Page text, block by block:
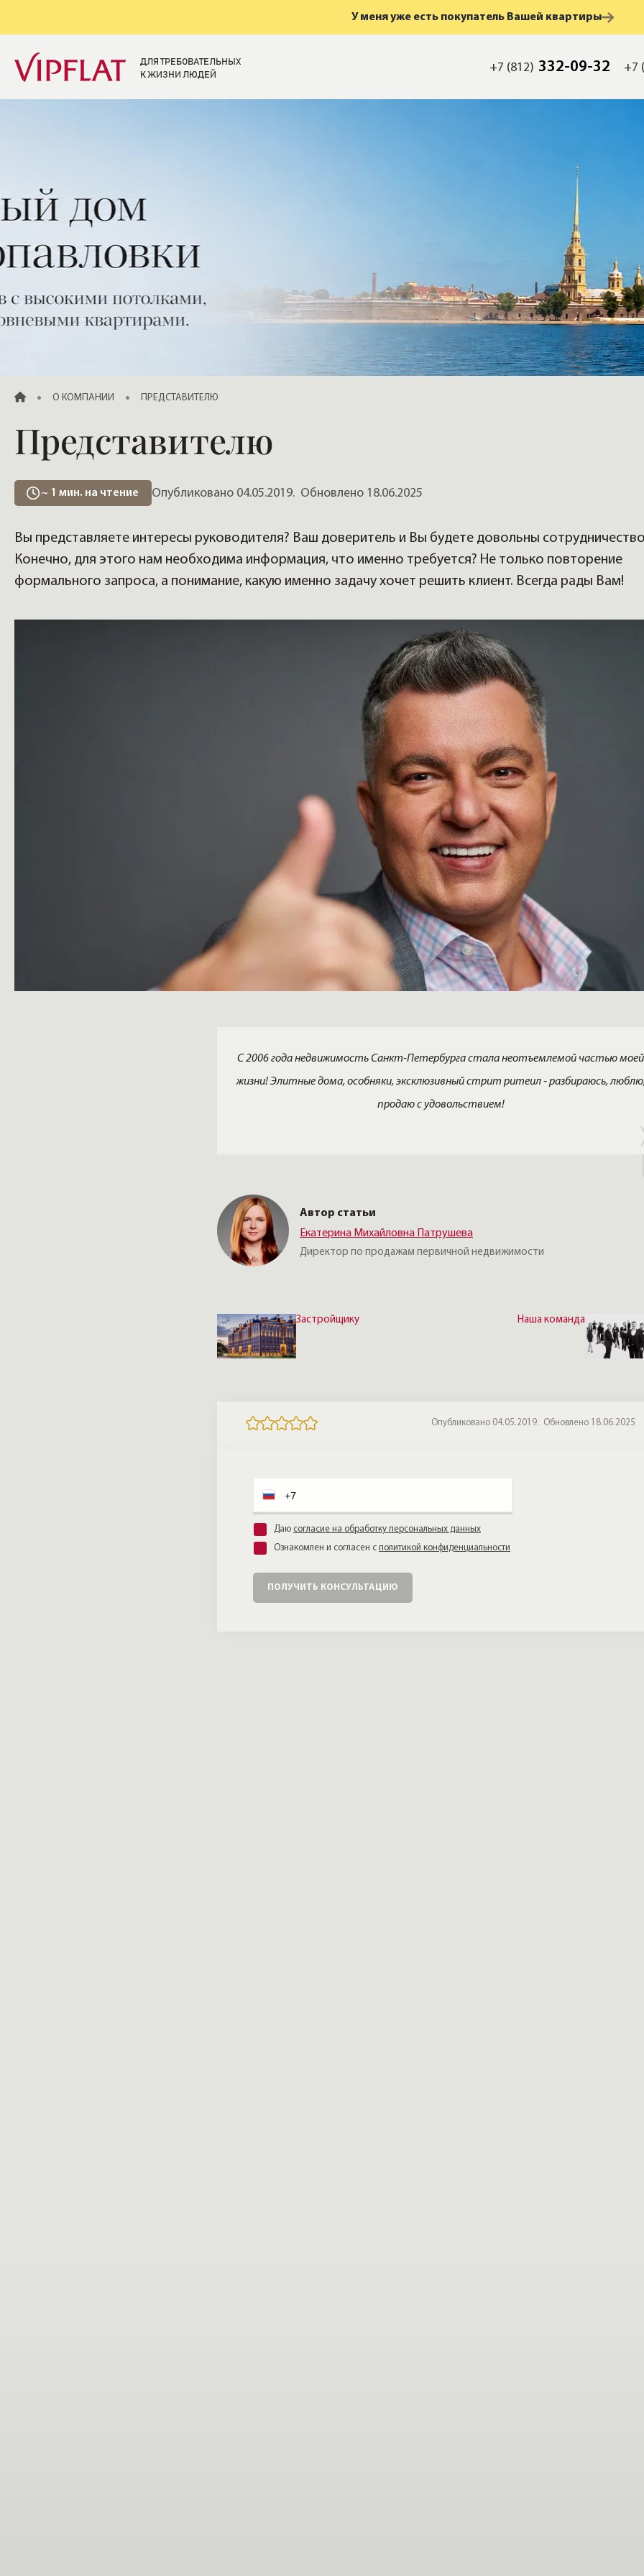
У меня уже есть покупатель Вашей квартиры
ДЛЯ ТРЕБОВАТЕЛЬНЫХ
К ЖИЗНИ ЛЮДЕЙ
+7 (812) 332-09-32 +7
Элитная недвижимость
Санкт-Петербурга
Продажа элитных квартир, жилья, домов
ГЛАВНАЯО КОМПАНИИ ПРЕДСТАВИТЕЛЮ
Представителю
~ 1 мин. на чтение Опубликовано 04.05.2019. Обновлено 18.06.2025
Вы представляете интересы руководителя? Ваш доверитель и Вы будете довольны
Конечно, для этого нам необходима информация, что именно требуется? Не только повторение
формального запроса, а понимание, какую именно задачу хочет решить клиент. Всегда рады Вам!
С 2006 года недвижимость Санкт-Петербурга стала неотъемлемой частью моей
жизни! Элитные дома, особняки, эксклюзивный стрит ритеил - разбираюсь,
продаю с удовольствием!
Автор статьи
Екатерина Михайловна Патрушева
Директор по продажам первичной недвижимости
Застройщику Наша команда
Опубликовано 04.05.2019. Обновлено 18.06.2025
Даю согласие на обработку персональных данных
Ознакомлен и согласен с политикой конфиденциальности
ПОЛУЧИТЬ КОНСУЛЬТАЦИЮ